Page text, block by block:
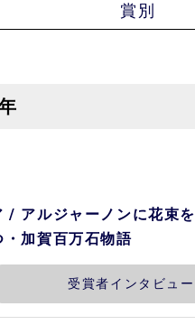
賞別
/ アルジャーノンに花束を
加賀百万石物語
受賞者インタビュー